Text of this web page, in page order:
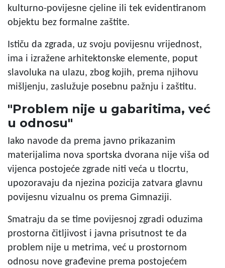
kulturno-povijesne cjeline ili tek evidentiranom
objektu bez formalne zaštite.
Ističu da zgrada, uz svoju povijesnu vrijednost,
ima i izražene arhitektonske elemente, poput
slavoluka na ulazu, zbog kojih, prema njihovu
mišljenju, zaslužuje posebnu pažnju i zaštitu.
"Problem nije u gabaritima, već
u odnosu"
Iako navode da prema javno prikazanim
materijalima nova sportska dvorana nije viša od
vijenca postojeće zgrade niti veća u tlocrtu,
upozoravaju da njezina pozicija zatvara glavnu
povijesnu vizualnu os prema Gimnaziji.
Smatraju da se time povijesnoj zgradi oduzima
prostorna čitljivost i javna prisutnost te da
problem nije u metrima, već u prostornom
odnosu nove građevine prema postojećem